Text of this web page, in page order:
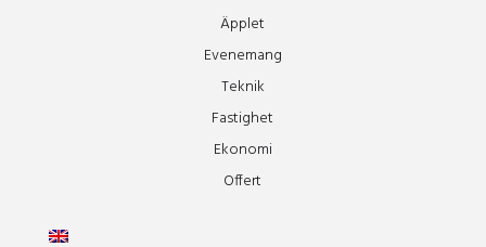
Äpplet
Evenemang
Teknik
Fastighet
Ekonomi
Offert